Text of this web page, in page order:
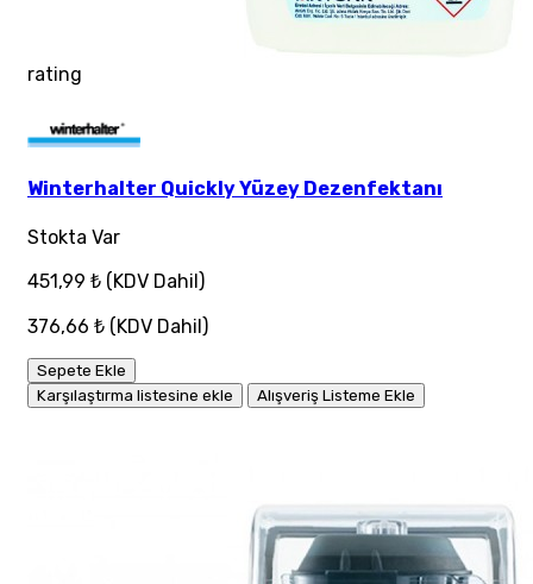
rating
Winterhalter Quickly Yüzey Dezenfektanı
Stokta Var
451,99 ₺ (KDV Dahil)
376,66 ₺ (KDV Dahil)
Sepete Ekle
Karşılaştırma listesine ekle
Alışveriş Listeme Ekle